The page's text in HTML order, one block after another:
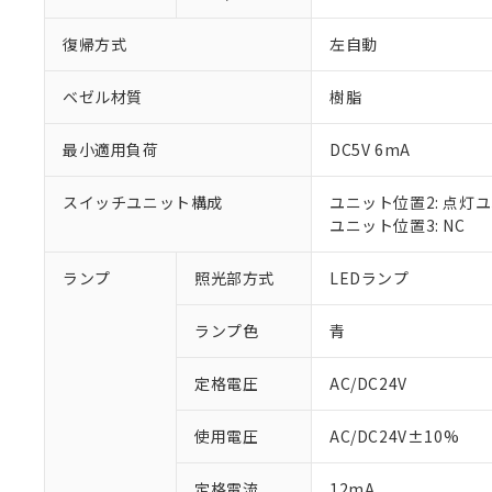
復帰方式 左自動
ベゼル材質 樹脂
最小適用負荷 DC5V 6mA
スイッチユニット構成
ユニット位置2: 点灯
ユニット位置3: NC
ランプ 照光部方式 LEDランプ
ランプ色 青
定格電圧 AC/DC24V
使用電圧 AC/DC24V±10%
ご利用条件
以下の条件をお
※1 対応状況
対応予定：EU
対応予定なし：
調査・確認中：
非該当品：ライセ
※1 中国